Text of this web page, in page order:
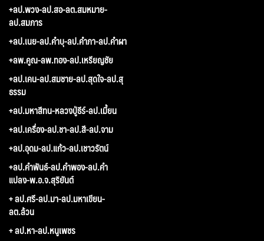
+ลป.พวง-ลป.สอ-ลต.สมหมาย-
ลป.สมภาร
+ลป.เนย-ลป.คำบุ-ลป.คำภา-ลป.คำผา
+ลพ.คูณ-ลพ.ทอง-ลป.เหรียญชัย
+ลป.เคน-ลป.สมชาย-ลป.สุดใจ-ลป.สุ
ธรรม
+ลป.มหาสีทน-หลวงปู่ธีร์-ลป.เมี้ยน
+ลป.เครื่อง-ลป.ชา-ลป.สี-ลป.จาม
+ลป.อุดม-ลป.แก้ว-ลป.เชาวรัตน์
+ลป.คำพันธ์-ลป.คำพอง-ลป.คำ
แปลง-พ.อ.จ.สุริยันต์
+ ลป.ศรี-ลป.มา-ลป.มหาเขียน-
ลต.ล้วน
+ ลป.หา-ลป.หนูเพชร